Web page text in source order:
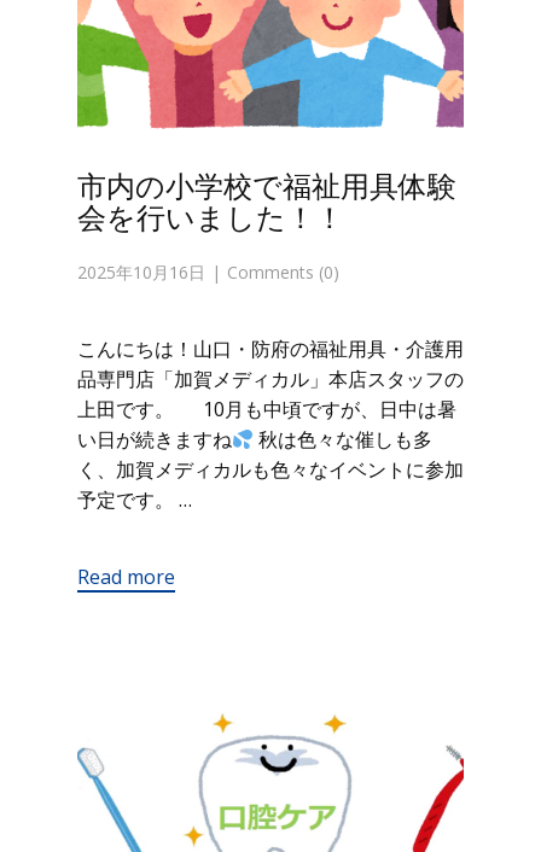
市内の小学校で福祉用具体験
会を行いました！！
2025年10月16日 Comments (0)
こんにちは！山口・防府の福祉用具・介護用
品専門店「加賀メディカル」本店スタッフの
上田です。 10月も中頃ですが、日中は暑
い日が続きますね
秋は色々な催しも多
く、加賀メディカルも色々なイベントに参加
予定です。 …
Read more